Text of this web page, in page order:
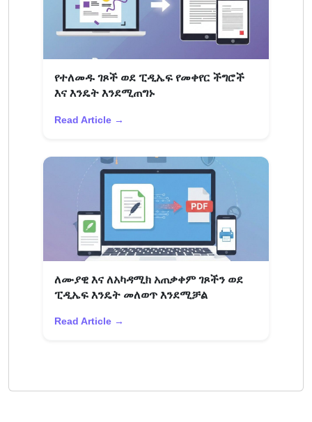
የተለመዱ ገጾች ወደ ፒዲኤፍ የመቀየር ችግሮች
እና እንዴት እንደሚጠግኑ
Read Article →
ለሙያዊ እና ለአካዳሚክ አጠቃቀም ገጾችን ወደ
ፒዲኤፍ እንዴት መለወጥ እንደሚቻል
Read Article →